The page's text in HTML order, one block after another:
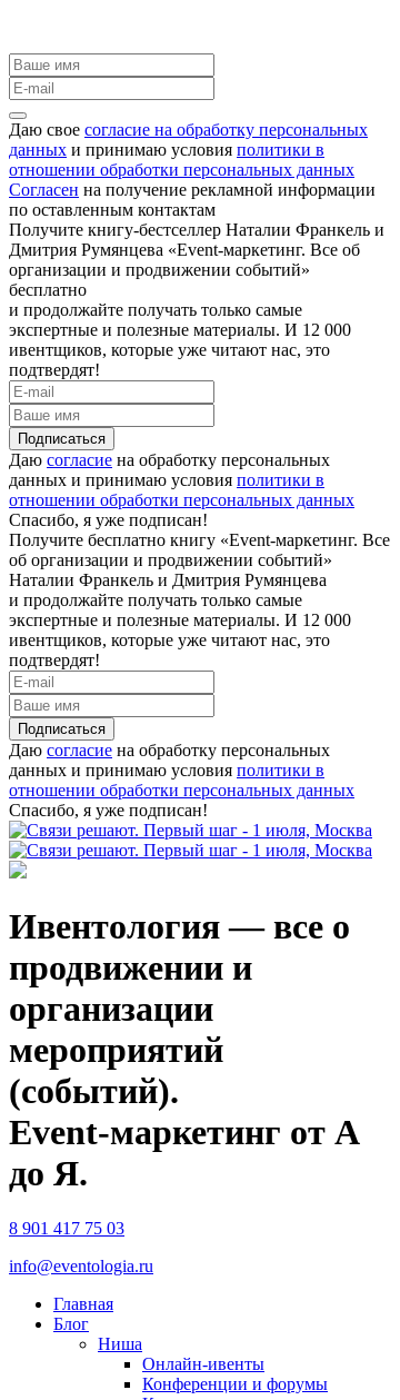
Даю свое согласие на обработку персональных
данных и принимаю условия политики в
отношении обработки персональных данных
Согласен на получение рекламной информации
по оставленным контактам
Получите книгу-бестселлер Наталии Франкель и
Дмитрия Румянцева «Event-маркетинг. Все об
организации и продвижении событий»
бесплатно
и продолжайте получать только самые
экспертные и полезные материалы. И 12 000
ивентщиков, которые уже читают нас, это
подтвердят!
Подписаться
Даю согласие на обработку персональных
данных и принимаю условия политики в
отношении обработки персональных данных
Спасибо, я уже подписан!
Получите бесплатно книгу «Event-маркетинг. Все
об организации и продвижении событий»
Наталии Франкель и Дмитрия Румянцева
и продолжайте получать только самые
экспертные и полезные материалы. И 12 000
ивентщиков, которые уже читают нас, это
подтвердят!
Подписаться
Даю согласие на обработку персональных
данных и принимаю условия политики в
отношении обработки персональных данных
Спасибо, я уже подписан!
Ивентология — все о
продвижении и
организации
мероприятий
(событий).
Event-маркетинг от А
до Я.
8 901 417 75 03
info@eventologia.ru
Главная
Блог
Ниша
Онлайн-ивенты
Конференции и форумы